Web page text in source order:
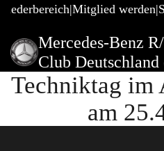
Mitglied werden
Mercedes-Benz
Club Deutschland
Techniktag im
am